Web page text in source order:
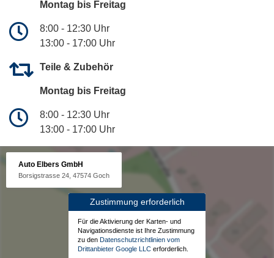
Montag bis Freitag
8:00 - 12:30 Uhr
13:00 - 17:00 Uhr
Teile & Zubehör
Montag bis Freitag
8:00 - 12:30 Uhr
13:00 - 17:00 Uhr
Auto Elbers GmbH
Borsigstrasse 24, 47574 Goch
Zustimmung erforderlich
Für die Aktivierung der Karten- und
Navigationsdienste ist Ihre Zustimmung
zu den Datenschutzrichtlinien vom
Drittanbieter Google LLC erforderlich.